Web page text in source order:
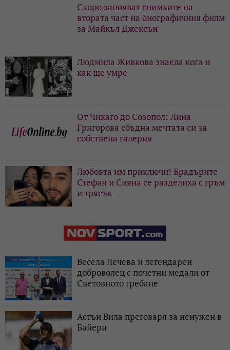
Скоро започват снимките на
втората част на биографичния филм
за Майкъл Джексън
Людмила Живкова знаела кога и
как ще умре
От Чикаго до Созопол: Лина
Григорова сбъдна мечтата си за
собствена галерия
Любовта им приключи! Брадърите
Стефан и Сияна се разделиха с гръм
и трясък
Весела Лечева и легендарен
доброволец с почетни медали от
Световното гребане
Астън Вила преговаря за ненужен в
Байерн